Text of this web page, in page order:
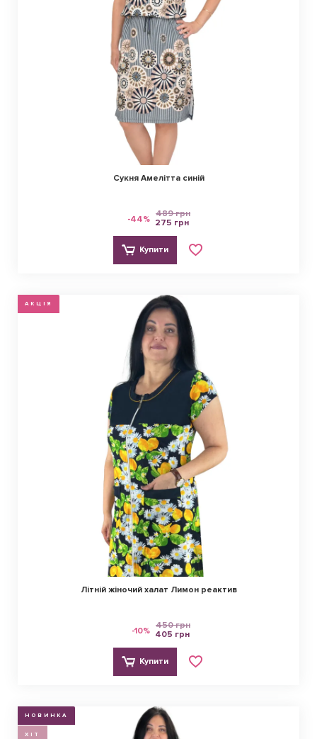
Сукня Амелітта синій
-44% 489 грн
275 грн
Купити
АКЦІЯ
Літній жіночий халат Лимон реактив
-10% 450 грн
405 грн
Купити
НОВИНКА
ХІТ